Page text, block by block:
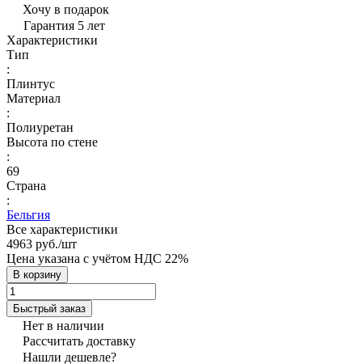
Хочу в подарок
Гарантия 5 лет
Характеристики
Тип
:
Плинтус
Материал
:
Полиуретан
Высота по стене
:
69
Страна
:
Бельгия
Все характеристики
4963 руб./шт
Цена указана с учётом НДС 22%
В корзину
Быстрый заказ
Нет в наличии
Рассчитать доставку
Нашли дешевле?